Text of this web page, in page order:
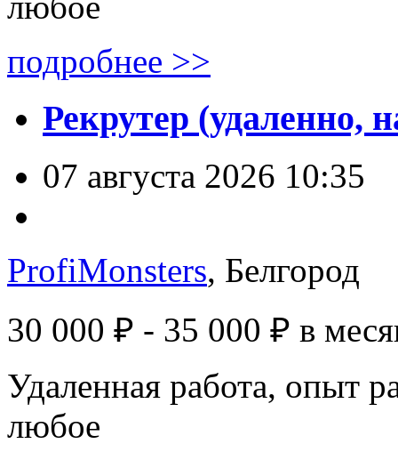
подробнее >>
Рекрутер (удаленно,
07 августа 2026 10:35
ProfiMonsters, Белгород
30 000 ₽ - 35 000 ₽ в
Удаленная работа, опыт
любое